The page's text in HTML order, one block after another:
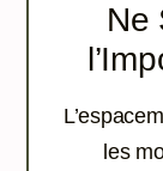
Ne
les